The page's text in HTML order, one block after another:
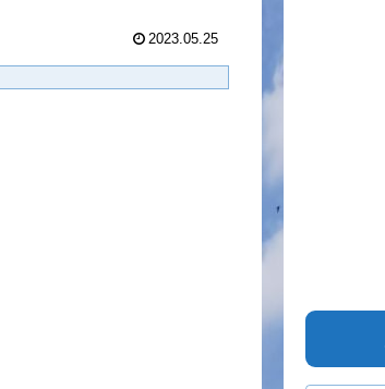
2023.05.25